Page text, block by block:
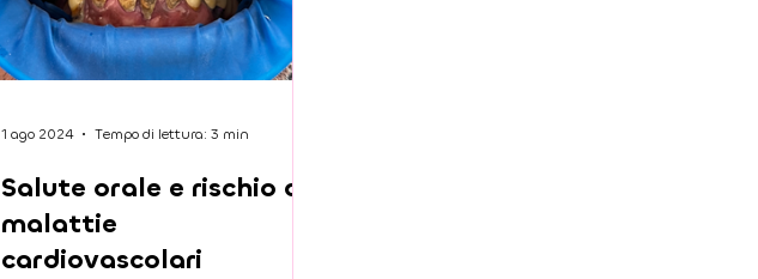
Salute orale e rischio di
malattie
cardiovascolari
1 ago 2024 Tempo di lettura: 3 min